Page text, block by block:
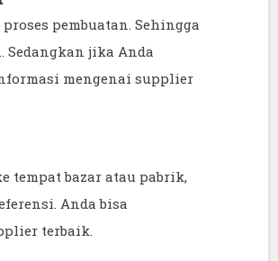
pembuatan. Sehingga
Sedangkan jika Anda
mengenai supplier
bazar atau pabrik,
Anda bisa
terbaik.